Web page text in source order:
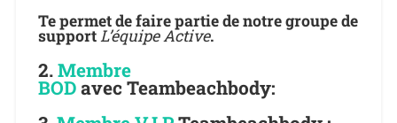
Te permet de faire partie de notre groupe de
supportL’équipe Active.
2.Membre
BODavec Teambeachbody: